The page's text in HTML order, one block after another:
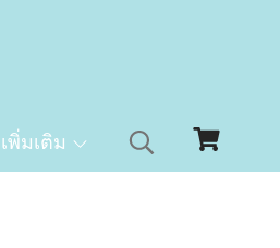
เพิ่มเติม